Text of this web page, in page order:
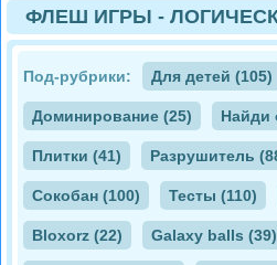
ФЛЕШ ИГРЫ -
Под-рубрики: Для детей (105)
Доминирование (25) Найди
Плитки (41) Разрушитель
Сокобан (100) Тесты (110)
Bloxorz (22) Galaxy balls (39)